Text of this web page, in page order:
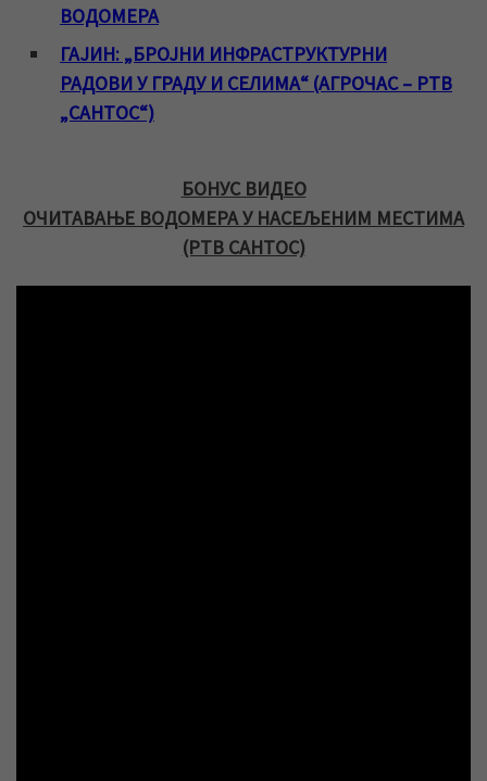
ВОДОМЕРА
ГАЈИН: „БРОЈНИ ИНФРАСТРУКТУРНИ
РАДОВИ У ГРАДУ И СЕЛИМА“ (АГРОЧАС – РТВ
„САНТОС“)
БОНУС ВИДЕО
ОЧИТАВАЊЕ ВОДОМЕРА У НАСЕЉЕНИМ МЕСТИМА
(РТВ САНТОС)